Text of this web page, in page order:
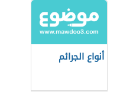
أنواع الجرائم